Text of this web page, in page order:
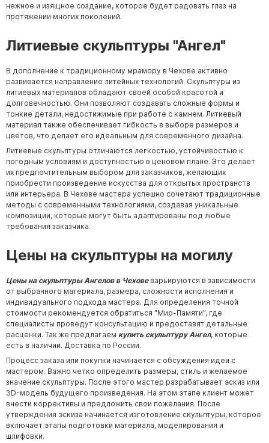
нежное и изящное создание, которое будет радовать глаз на
протяжении многих поколений.
Литиевые скульптуры "Ангел"
В дополнение к традиционному мрамору в Чехове активно
развивается направление литейных технологий. Скульптуры из
литиевых материалов обладают своей особой красотой и
долговечностью. Они позволяют создавать сложные формы и
тонкие детали, недостижимые при работе с камнем. Литиевый
материал также обеспечивает гибкость в выборе размеров и
цветов, что делает его идеальным для современного дизайна.
Литиевые скульптуры отличаются легкостью, устойчивостью к
погодным условиям и доступностью в ценовом плане. Это делает
их предпочтительным выбором для заказчиков, желающих
приобрести произведение искусства для открытых пространств
или интерьера. В Чехове мастера успешно сочетают традиционные
методы с современными технологиями, создавая уникальные
композиции, которые могут быть адаптированы под любые
требования заказчика.
Цены на скульптуры на могилу
Цены на скульптуры Ангелов в Чеховеварьируются в зависимости
от выбранного материала, размера, сложности исполнения и
индивидуального подхода мастера. Для определения точной
стоимости рекомендуется обратиться "Мир-Памяти", где
специалисты проведут консультацию и предоставят детальные
расценки. Так же предлагаем купить скульптуру Ангел, которые
есть в наличии. Доставка по России.
Процесс заказа или покупки начинается с обсуждения идеи с
мастером. Важно четко определить размеры, стиль и желаемое
значение скульптуры. После этого мастер разрабатывает эскиз или
3D-модель будущего произведения. На этом этапе клиент может
внести коррективы и предложить свои пожелания. После
утверждения эскиза начинается изготовление скульптуры, которое
включает этапы подготовки материала, моделирования и
шлифовки.